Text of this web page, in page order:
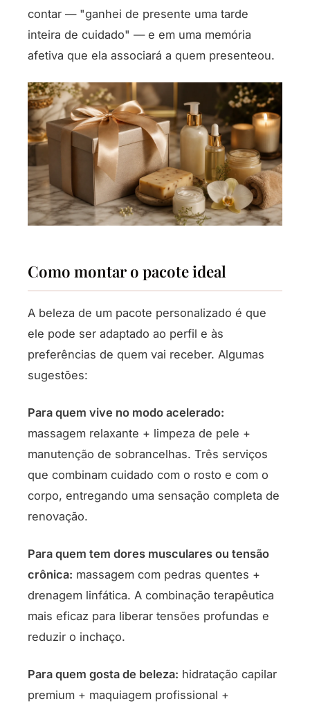
contar — "ganhei de presente uma tarde
inteira de cuidado" — e em uma memória
afetiva que ela associará a quem presenteou.
Como montar o pacote ideal
A beleza de um pacote personalizado é que
ele pode ser adaptado ao perfil e às
preferências de quem vai receber. Algumas
sugestões:
Para quem vive no modo acelerado:
massagem relaxante + limpeza de pele +
manutenção de sobrancelhas. Três serviços
que combinam cuidado com o rosto e com o
corpo, entregando uma sensação completa de
renovação.
Para quem tem dores musculares ou tensão
crônica: massagem com pedras quentes +
drenagem linfática. A combinação terapêutica
mais eficaz para liberar tensões profundas e
reduzir o inchaço.
Para quem gosta de beleza: hidratação capilar
premium + maquiagem profissional +